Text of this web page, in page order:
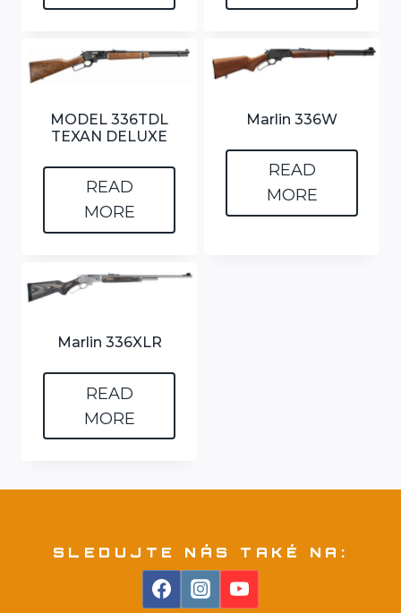
MODEL 336TDL
TEXAN DELUXE
READ
MORE
Marlin 336W
READ
MORE
Marlin 336XLR
READ
MORE
SLEDUJTE NÁS TAKÉ NA: